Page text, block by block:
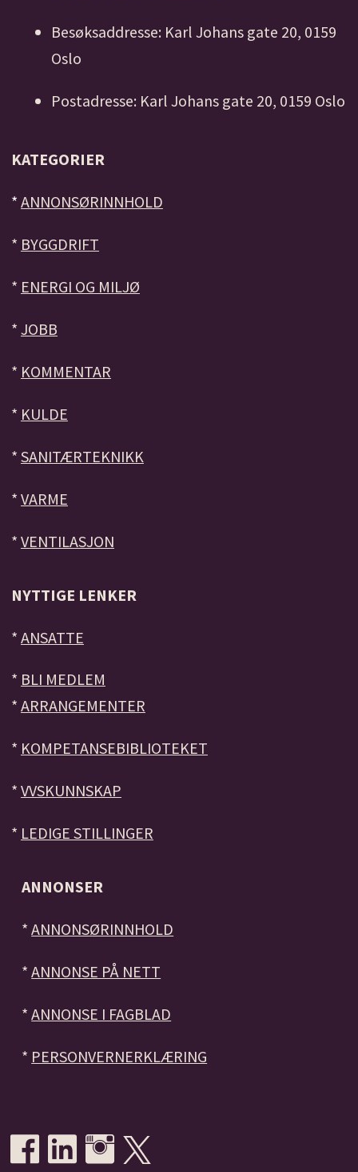
Besøksaddresse: Karl Johans gate 20, 0159
Oslo
Postadresse: Karl Johans gate 20, 0159 Oslo
KATEGORIER
* ANNONSØRINNHOLD
* BYGGDRIFT
* ENERGI OG MILJØ
* JOBB
* KOMMENTAR
* KULDE
* SANITÆRTEKNIKK
* VARME
* VENTILASJON
NYTTIGE LENKER
* ANSATTE
* BLI MEDLEM
* ARRANGEMENTER
* KOMPETANSEBIBLIOTEKET
* VVSKUNNSKAP
* LEDIGE STILLINGER
ANNONSER
*ANNONSØRINNHOLD
*ANNONSE PÅ NETT
*ANNONSE I FAGBLAD
* PERSONVERNERKLÆRING